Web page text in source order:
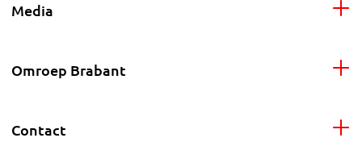
Media
Omroep Brabant
Contact